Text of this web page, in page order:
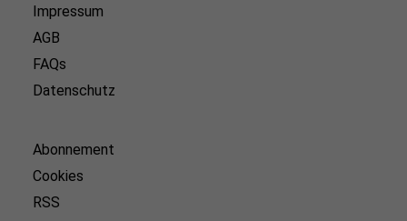
Impressum
AGB
FAQs
Datenschutz
Abonnement
Cookies
RSS